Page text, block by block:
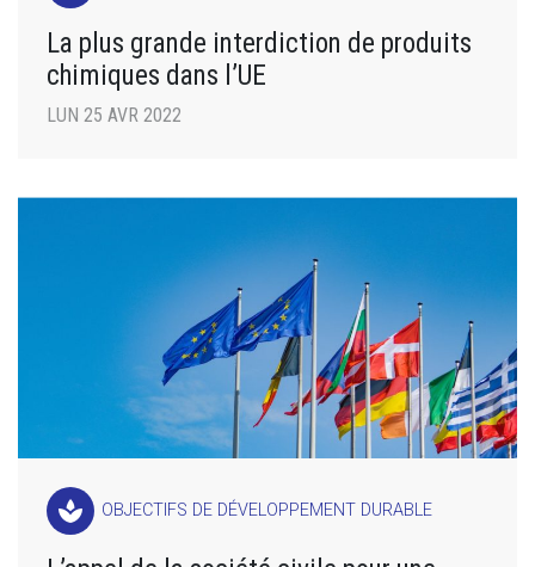
La plus grande interdiction de produits
chimiques dans l’UE
LUN 25 AVR 2022
spa OBJECTIFS DE DÉVELOPPEMENT DURABLE